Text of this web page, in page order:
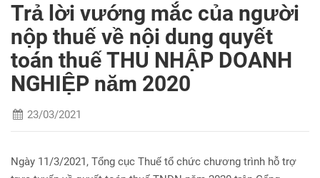
Trả lời vướng mắc của người
nộp thuế về nội dung quyết
toán thuế THU NHẬP DOANH
NGHIỆP năm 2020
23/03/2021
Ngày 11/3/2021, Tổng cục Thuế tổ chức chương trình hỗ trợ